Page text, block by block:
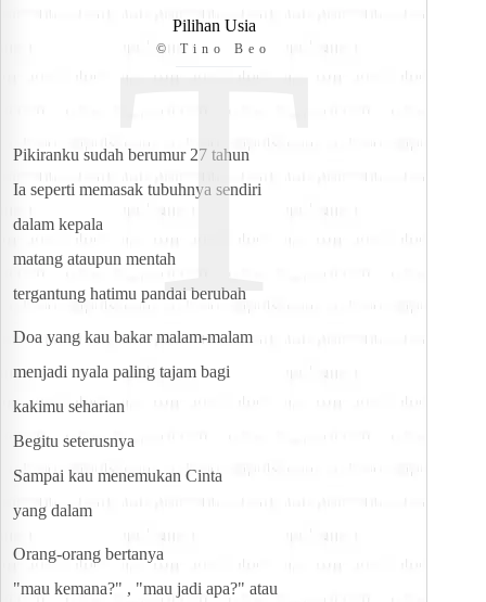
T
Pilihan Usia
© Tino Beo
Pikiranku sudah berumur 27 tahun
Ia seperti memasak tubuhnya sendiri
dalam kepala
matang ataupun mentah
tergantung hatimu pandai berubah
Doa yang kau bakar malam-malam
menjadi nyala paling tajam bagi
kakimu seharian
Begitu seterusnya
Sampai kau menemukan Cinta
yang dalam
Orang-orang bertanya
"mau kemana?" , "mau jadi apa?" atau